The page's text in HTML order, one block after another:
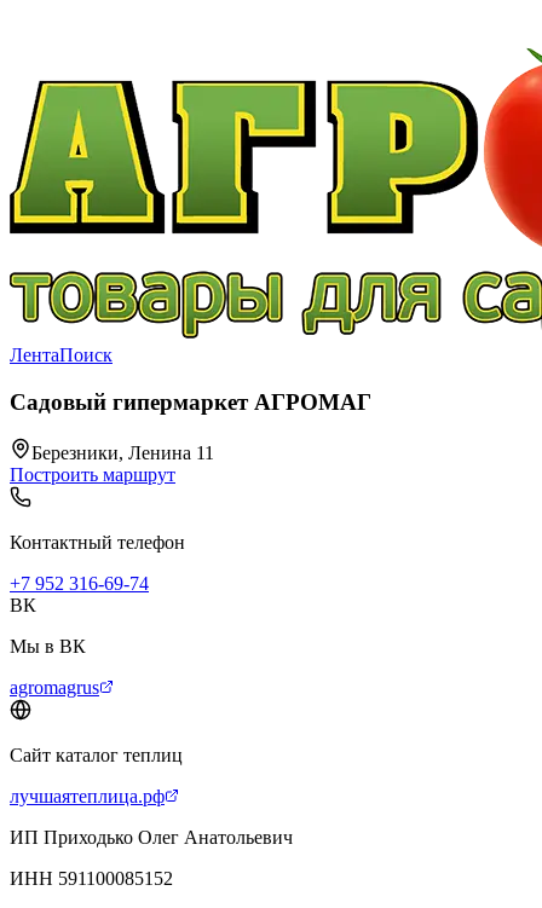
ЛентаПоиск
Садовый гипермаркет АГРОМАГ
Березники, Ленина 11
Построить маршрут
Контактный телефон
+7 952 316-69-74
ВК
Мы в ВК
agromagrus
Сайт каталог теплиц
лучшаятеплица.рф
ИП Приходько Олег Анатольевич
ИНН 591100085152